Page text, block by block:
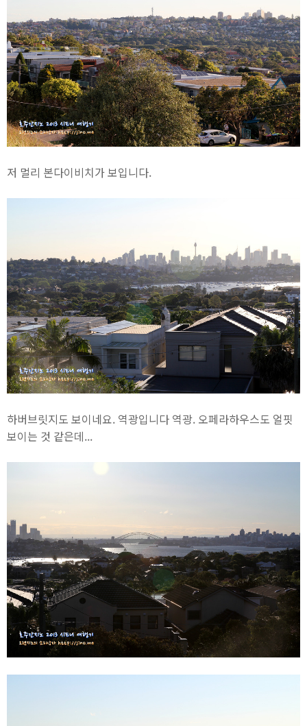
저 멀리 본다이비치가 보입니다.
하버브릿지도 보이네요. 역광입니다 역광. 오페라하우스도 얼핏
보이는 것 같은데...